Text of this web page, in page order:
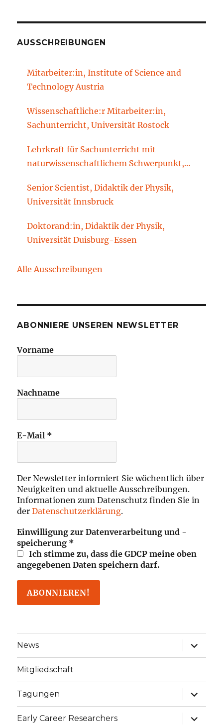
AUSSCHREIBUNGEN
Mitarbeiter:in, Institute of Science and
Technology Austria
Wissenschaftliche:r Mitarbeiter:in,
Sachunterricht, Universität Rostock
Lehrkraft für Sachunterricht mit
naturwissenschaftlichem Schwerpunkt,
Technische Universität Cottbus-Senftenberg
Senior Scientist, Didaktik der Physik,
Universität Innsbruck
Doktorand:in, Didaktik der Physik,
Universität Duisburg-Essen
Alle Ausschreibungen
ABONNIERE UNSEREN NEWSLETTER
Vorname
Nachname
E-Mail *
Der Newsletter informiert Sie wöchentlich über
Neuigkeiten und aktuelle Ausschreibungen.
Informationen zum Datenschutz finden Sie in
derDatenschutzerklärung.
Einwilligung zur Datenverarbeitung und -
speicherung *
Ich stimme zu, dass die GDCP meine oben
angegebenen Daten speichern darf.
News
öffnen
Mitgliedschaft
Tagungen
öffnen
Early Career Researchers
öffnen